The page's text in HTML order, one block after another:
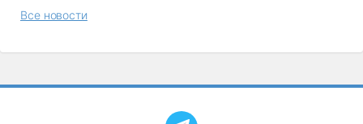
Все новости